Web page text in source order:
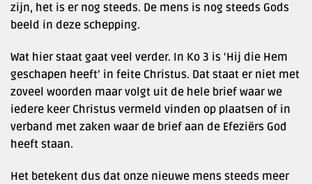
zijn, het is er nog steeds. De mens is nog steeds Gods
beeld in deze schepping.
Wat hier staat gaat veel verder. In Ko 3 is ‘Hij die Hem
geschapen heeft’ in feite Christus. Dat staat er niet met
zoveel woorden maar volgt uit de hele brief waar we
iedere keer Christus vermeld vinden op plaatsen of in
verband met zaken waar de brief aan de Efeziërs God
heeft staan.
Het betekent dus dat onze nieuwe mens steeds meer